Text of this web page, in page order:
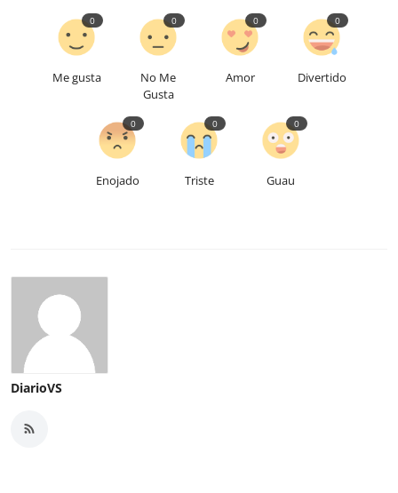
Me gusta
0
No Me
Gusta
0
Amor
0
Divertido
0
Enojado
0
Triste
0
Guau
0
DiarioVS